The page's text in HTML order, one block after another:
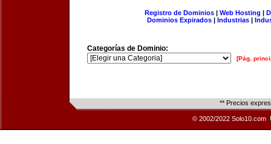
Registro de Dominios| Web Hosting |
Dominios Expirados | Industrias |
Categorías de Dominio:
[Pág.
** Precios
© 2002/2022 Solo10.com